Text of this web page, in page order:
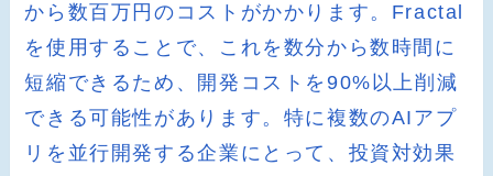
から数百万円のコストがかかります。Fractal
を使用することで、これを数分から数時間に
短縮できるため、開発コストを90%以上削減
できる可能性があります。特に複数のAIアプ
リを並行開発する企業にとって、投資対効果